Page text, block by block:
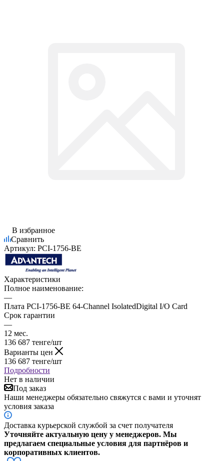
В избранное
Сравнить
Артикул: PCI-1756-BE
Характеристики
Полное наименование:
—
Плата PCI-1756-BE 64-Channel IsolatedDigital I/O Card
Срок гарантии
—
12 мес.
136 687 тенге/шт
Варианты цен
136 687 тенге/шт
Подробности
Нет в наличии
Под заказ
Наши менеджеры обязательно свяжутся с вами и уточнят
условия заказа
Доставка курьерской службой за счет получателя
Уточняйте актуальную цену у менеджеров. Мы
предлагаем специальные условия для партнёров и
корпоративных клиентов.